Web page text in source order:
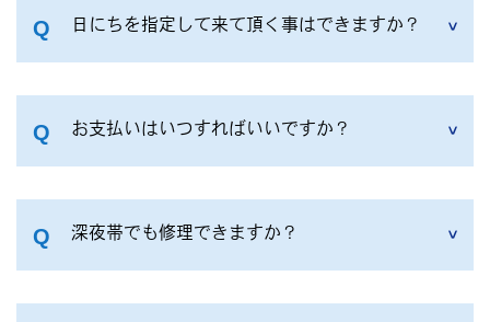
日にちを指定して来て頂く事はできますか？
お支払いはいつすればいいですか？
深夜帯でも修理できますか？